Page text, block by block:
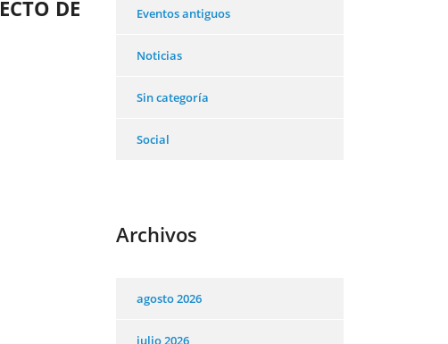
DE
Eventos antiguos
Noticias
Sin categoría
Social
Archivos
agosto 2026
julio 2026